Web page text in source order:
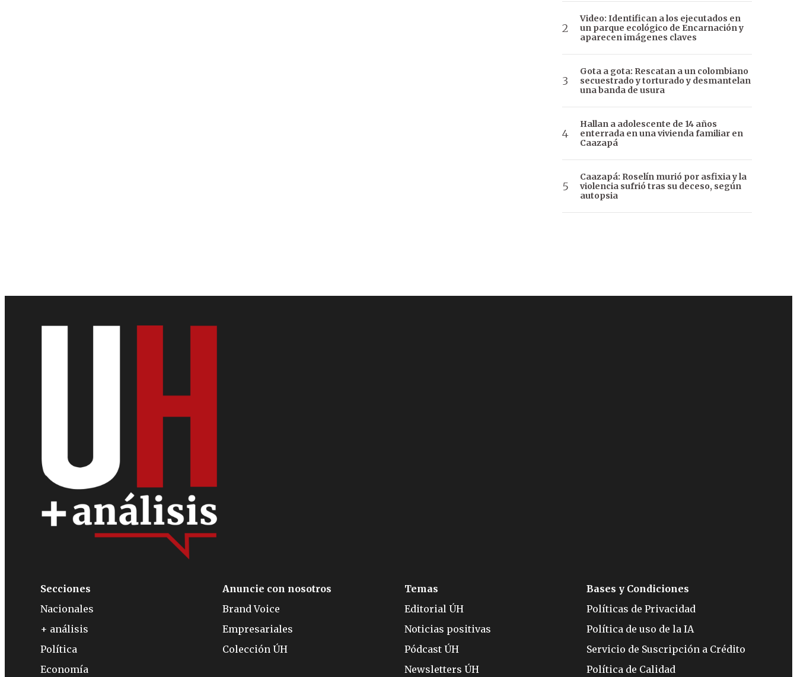
Video: Identifican a los ejecutados en
un parque ecológico de Encarnación y
aparecen imágenes claves
Gota a gota: Rescatan a un colombiano
secuestrado y torturado y desmantelan
una banda de usura
Hallan a adolescente de 14 años
enterrada en una vivienda familiar en
Caazapá
Caazapá: Roselín murió por asfixia y la
violencia sufrió tras su deceso, según
autopsia
Secciones
Nacionales
+ análisis
Política
Economía
Anuncie con nosotros
Brand Voice
Empresariales
Colección ÚH
Temas
Editorial ÚH
Noticias positivas
Pódcast ÚH
Newsletters ÚH
Bases y Condiciones
Políticas de Privacidad
Política de uso de la IA
Servicio de Suscripción a Crédito
Política de Calidad